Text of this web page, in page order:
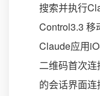
搜索并执行
Control3.3 移
Claude应用
二维码首次
的会话界面